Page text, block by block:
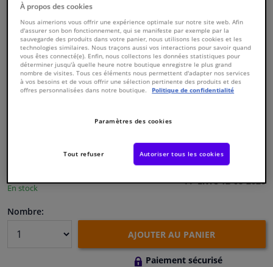
Fenêtres & accessoires
Intérieur & ameublement
Styling & Performance
Nettoyage & protection
Atelier & outils
Camping-car, moto & vélo
Promotions et réductions
Capteurs & électronique
Numéro de produit d'origine:0177826
Numéro de fabrication:
Voir les spécifications du produit
En stock
Livré 12-08-2026
Nombre:
AJOUTER AU PANIER
Paiement sécurisé
À propos des cookies
Nous aimerions vous offrir une expérience optimale sur notre site web. Afin
d'assurer son bon fonctionnement, qui se manifeste par exemple par la
sauvegarde des produits dans votre panier, nous utilisons les cookies et les
technologies similaires. Nous traçons aussi vos interactions pour savoir quand
vous êtes connecté(e). Enfin, nous collectons les données statistiques pour
déterminer jusqu'à quelle heure notre boutique enregistre le plus grand
nombre de visites. Tous ces éléments nous permettent d'adapter nos services
à vos besoins et de vous offrir une sélection pertinente des produits et des
offres personnalisées dans notre boutique.
Politique de confidentialité
Paramètres des cookies
Tout refuser Autoriser tous les cookies